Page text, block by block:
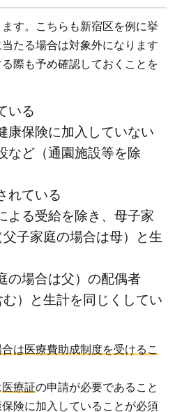
す。こちらも新宿区を例に挙
たる場合は対象外になります
際も予め確認しておくことを
いる
康保険に加入していない
など（通園施設等を除
れている
よる受給を除き、母子家
子家庭の場合は母）と生
の場合は父）の配偶者
む）と生計を同じくしてい
は医療費助成制度を受けるこ
医療証の申請が必要であること
険に加入していることが必須